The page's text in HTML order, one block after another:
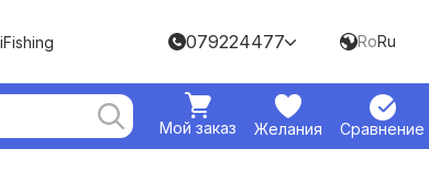
079224477 RoRu
Мой заказ Желания Сравнение